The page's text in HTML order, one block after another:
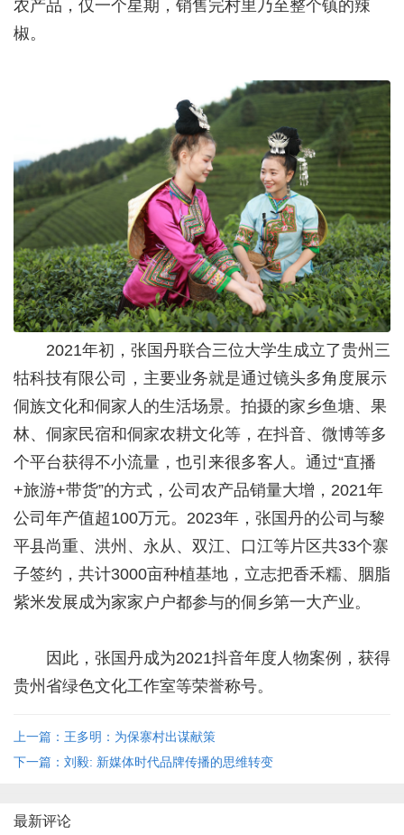
农产品，仅一个星期，销售完村里乃至整个镇的辣
椒。
2021年初，张国丹联合三位大学生成立了贵州三
牯科技有限公司，主要业务就是通过镜头多角度展示
侗族文化和侗家人的生活场景。拍摄的家乡鱼塘、果
林、侗家民宿和侗家农耕文化等，在抖音、微博等多
个平台获得不小流量，也引来很多客人。通过“直播
+旅游+带货”的方式，公司农产品销量大增，2021年
公司年产值超100万元。2023年，张国丹的公司与黎
平县尚重、洪州、永从、双江、口江等片区共33个寨
子签约，共计3000亩种植基地，立志把香禾糯、胭脂
紫米发展成为家家户户都参与的侗乡第一大产业。
因此，张国丹成为2021抖音年度人物案例，获得
贵州省绿色文化工作室等荣誉称号。
上一篇：王多明：为保寨村出谋献策
下一篇：刘毅: 新媒体时代品牌传播的思维转变
最新评论